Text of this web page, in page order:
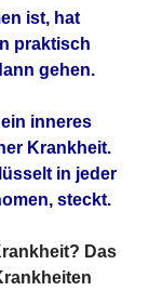
ist, hat
praktisch
gehen.
inneres
Krankheit.
in jeder
steckt.
Das